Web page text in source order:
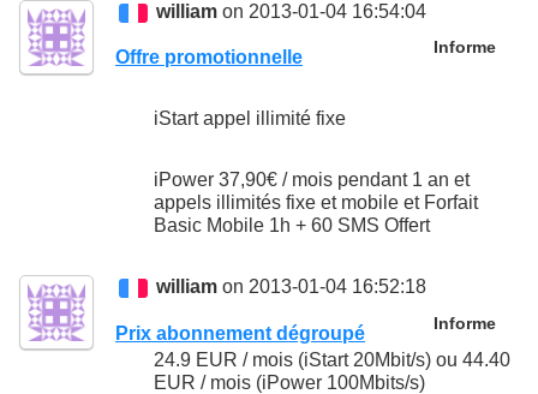
william on 2013-01-04 16:54:04
Informe
Offre promotionnelle
iStart appel illimité fixe
iPower 37,90€ / mois pendant 1 an et
appels illimités fixe et mobile et Forfait
Basic Mobile 1h + 60 SMS Offert
william on 2013-01-04 16:52:18
Informe
Prix abonnement dégroupé
24.9 EUR / mois (iStart 20Mbit/s) ou 44.40
EUR / mois (iPower 100Mbits/s)